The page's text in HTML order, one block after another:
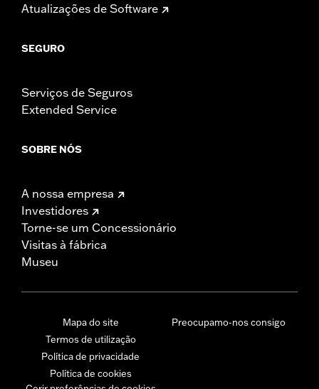
Atualizações de Software
SEGURO
Serviços de Seguros
Extended Service
SOBRE NÓS
A nossa empresa
Investidores
Torne-se um Concessionário
Visitas à fábrica
Museu
Mapa do site
Termos de utilização
Política de privacidade
Política de cookies
Preocupamo-nos consigo